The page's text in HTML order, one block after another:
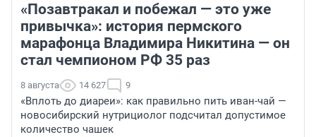
«Позавтракал и побежал — это уже
привычка»: история пермского
марафонца Владимира Никитина — он
стал чемпионом РФ 35 раз
8 августа 14 627 9
«Вплоть до диареи»: как правильно пить иван-чай —
новосибирский нутрициолог подсчитал допустимое
количество чашек